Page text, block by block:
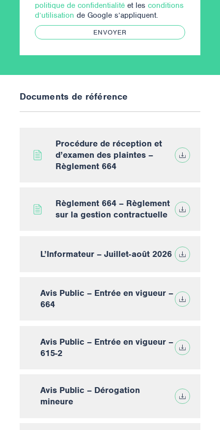
politique de confidentialité et lesconditions
d’utilisation de Google s’appliquent.
ENVOYER
Documents de référence
Procédure de réception et
d’examen des plaintes –
Règlement 664
Règlement 664 – Règlement
sur la gestion contractuelle
L’Informateur – Juillet-août 2026
Avis Public – Entrée en vigueur –
664
Avis Public – Entrée en vigueur –
615-2
Avis Public – Dérogation
mineure